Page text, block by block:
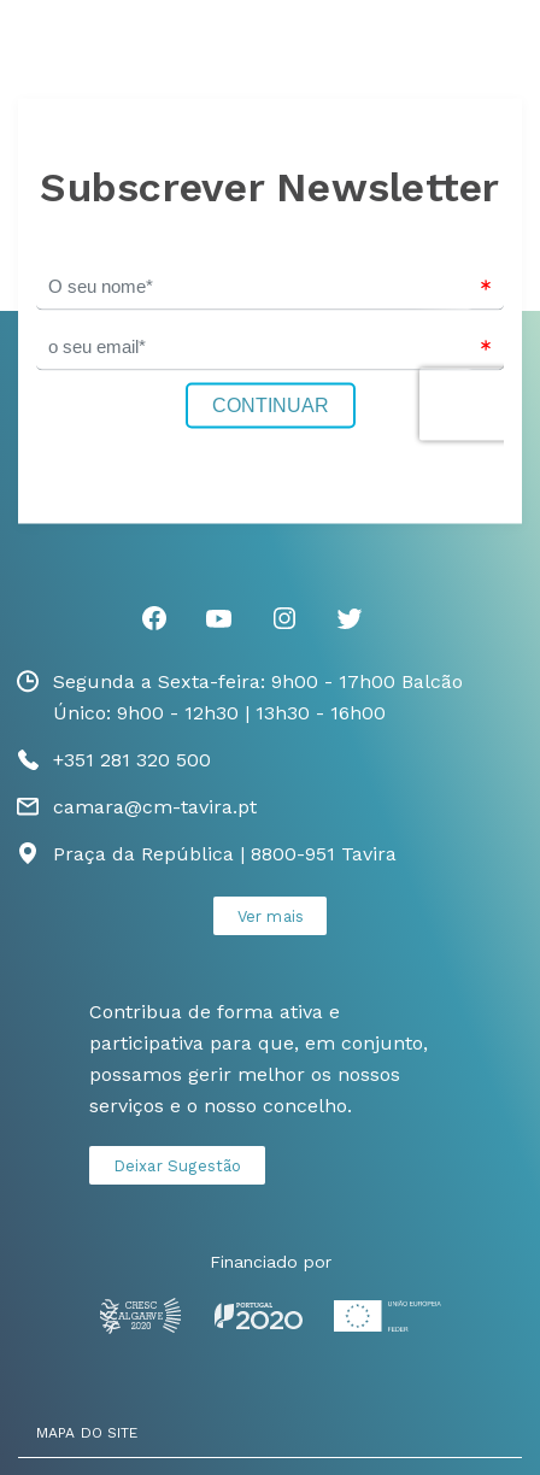
Subscrever Newsletter
Segunda a Sexta-feira: 9h00 - 17h00 Balcão
Único: 9h00 - 12h30 | 13h30 - 16h00
+351 281 320 500
camara@cm-tavira.pt
Praça da República | 8800-951 Tavira
Ver mais
Contribua de forma ativa e
participativa para que, em conjunto,
possamos gerir melhor os nossos
serviços e o nosso concelho.
Deixar Sugestão
Financiado por
MAPA DO SITE